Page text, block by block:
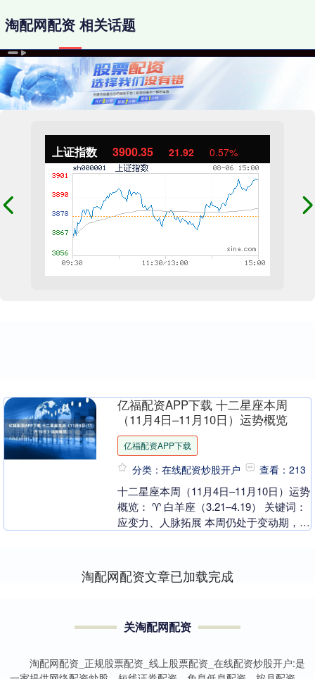
上证指数 3900.35 21.92 0.57%
淘配网配资 相关话题
亿福配资APP下载 十二星座本周
（11月4日–11月10日）运势概览
亿福配资APP下载
分类：在线配资炒股开户 查看：213
十二星座本周（11月4日–11月10日）运势
概览： ♈ 白羊座（3.21–4.19） 关键词：
应变力、人脉拓展 本周仍处于变动期，计
淘配网配资文章已加载完成
关淘配网配资
淘配网配资_正规股票配资_线上股票配资_在线配资炒股开户:是